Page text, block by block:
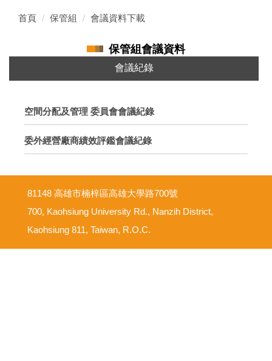
首頁 保管組 會議資料下載
保管組會議資料
會議紀錄
空間分配及管理 委員會會議紀錄
委外經營廠商績效評鑑會議紀錄
81148 高雄市楠梓區高雄大學路700號
700, Kaohsiung University Rd., Nanzih District,
Kaohsiung 811, Taiwan, R.O.C.